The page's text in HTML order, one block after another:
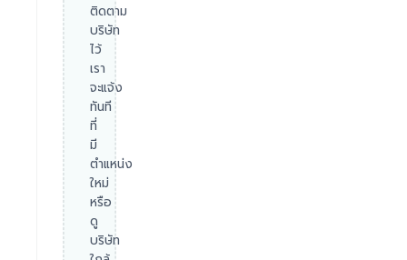
ติดตาม
บริษัท
ไว้
เรา
จะแจ้ง
ทันที
ที่
มี
ตำแหน่ง
ใหม่
หรือ
ดู
บริษัท